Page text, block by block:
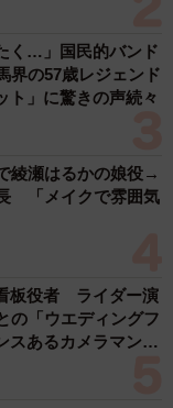
底辺だけ」
うになり、精神的
た時期だったの
繰り返すように
く…」国民的バンド
の57歳レジェンド
ト」に驚きの声続々
綾瀬はるかの娘役→
「メイクで雰囲気
板役者 ライダー演
の「ウエディングフ
あるカメラマン求